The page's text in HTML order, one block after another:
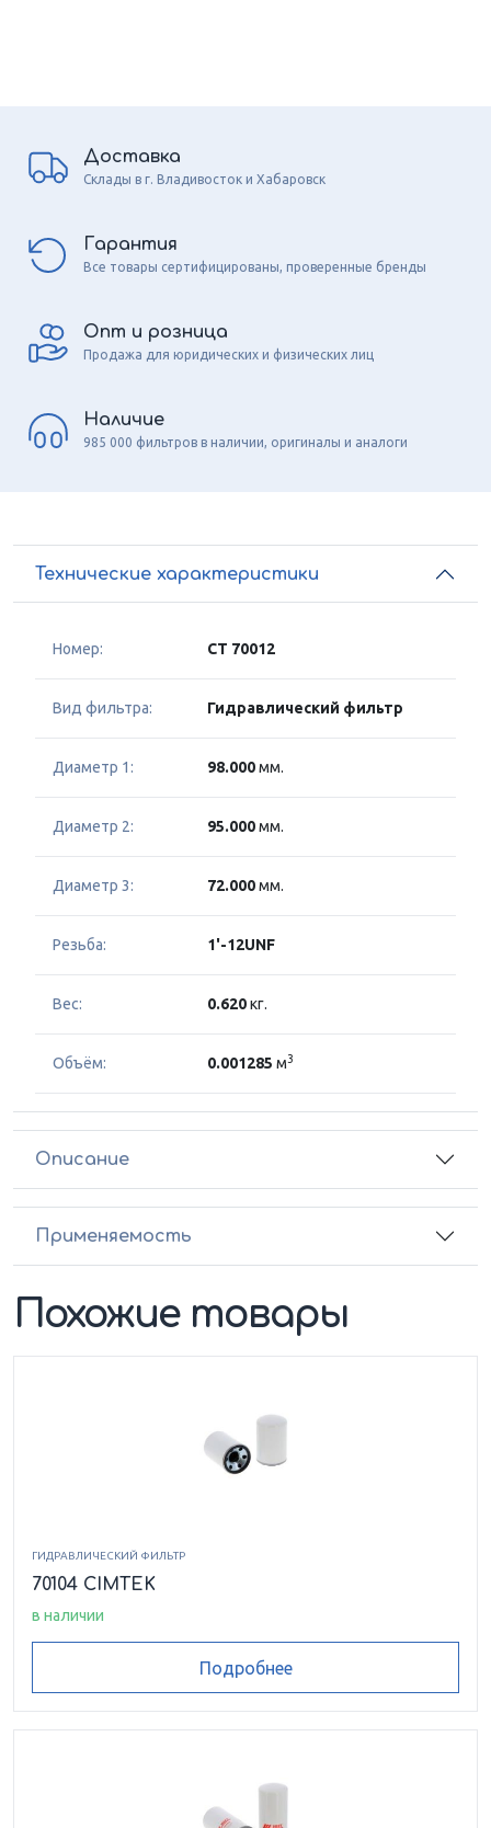
Доставка
Склады в г. Владивосток и Хабаровск
Гарантия
Все товары сертифицированы, проверенные бренды
Опт и розница
Продажа для юридических и физических лиц
Наличие
985 000 фильтров в наличии, оригиналы и аналоги
Технические характеристики
Номер: CT 70012
Вид фильтра: Гидравлический фильтр
Диаметр 1: 98.000мм.
Диаметр 2: 95.000мм.
Диаметр 3: 72.000мм.
Резьба: 1'-12UNF
Вес: 0.620кг.
Объём: 0.001285 м3
Описание
Применяемость
Похожие товары
ГИДРАВЛИЧЕСКИЙ ФИЛЬТР
70104 CIMTEK
в наличии
Подробнее